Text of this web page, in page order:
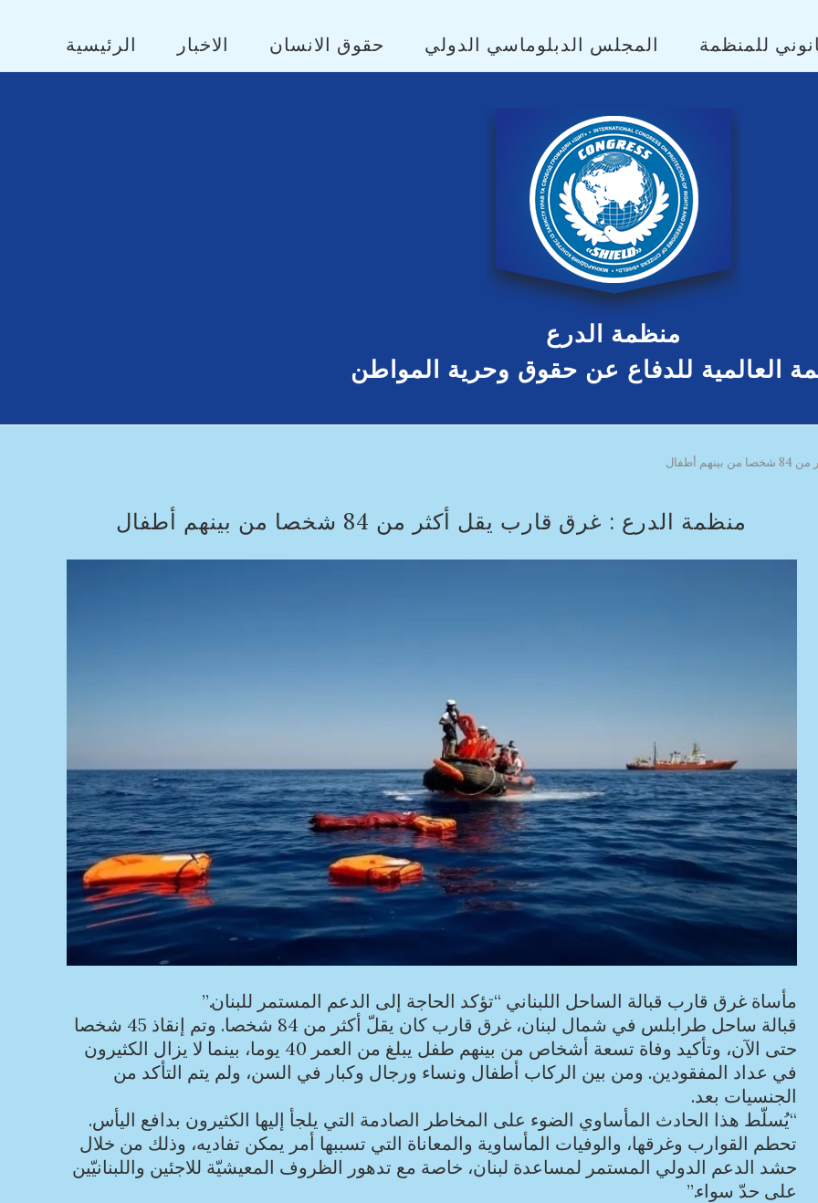
الرئيسية الاخبار حقوق الانسان المجلس الدبلوماسي الدولي للمنظمة
منظمة الدرع
العالمية للدفاع عن حقوق وحرية المواطن
أطفال
منظمة الدرع : غرق قارب يقل أكثر من 84 شخصا من بينهم أطفال
مأساة غرق قارب قبالة الساحل اللبناني “تؤكد الحاجة إلى الدعم المستمر للبنان.”
قبالة ساحل طرابلس في شمال لبنان، غرق قارب كان يقلّ أكثر من 84 شخصا. وتم إنقاذ 45 شخصا
حتى الآن، وتأكيد وفاة تسعة أشخاص من بينهم طفل يبلغ من العمر 40 يوما، بينما لا يزال الكثيرون
في عداد المفقودين. ومن بين الركاب أطفال ونساء ورجال وكبار في السن، ولم يتم التأكد من
الجنسيات بعد.
“يُسلّط هذا الحادث المأساوي الضوء على المخاطر الصادمة التي يلجأ إليها الكثيرون بدافع اليأس.
تحطم القوارب وغرقها، والوفيات المأساوية والمعاناة التي تسببها أمر يمكن تفاديه، وذلك من خلال
حشد الدعم الدولي المستمر لمساعدة لبنان، خاصة مع تدهور الظروف المعيشيّة للاجئين واللبنانيّين
على حدّ سواء.”